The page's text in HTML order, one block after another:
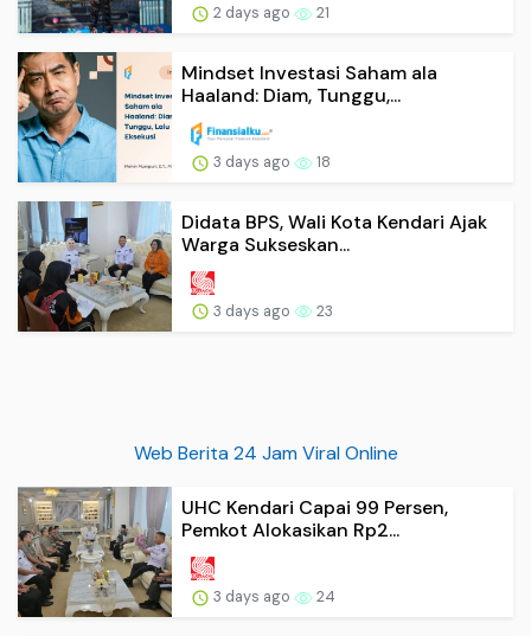
2 days ago 21
Mindset Investasi Saham ala
Haaland: Diam, Tunggu,...
3 days ago 18
Didata BPS, Wali Kota Kendari Ajak
Warga Sukseskan...
3 days ago 23
Web Berita 24 Jam Viral Online
UHC Kendari Capai 99 Persen,
Pemkot Alokasikan Rp2...
3 days ago 24